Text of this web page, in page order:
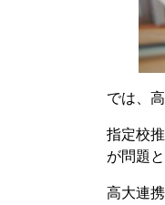
では、
指定校
が問題
高大連